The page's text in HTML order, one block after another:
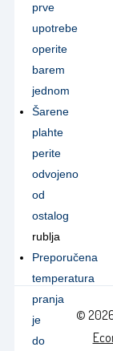
prve
upotrebe
operite
barem
jednom
Šarene
plahte
perite
odvojeno
od
ostalog
rublja
Preporučena
temperatura
pranja
je
do
©